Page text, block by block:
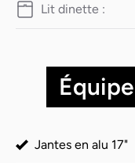
Lit dinette :
Jantes en alu 17"